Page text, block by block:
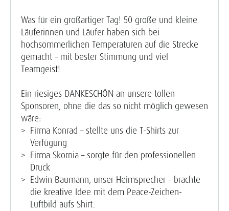
Was für ein großartiger Tag! 50 große und kleine
Läuferinnen und Läufer haben sich bei
hochsommerlichen Temperaturen auf die Strecke
gemacht – mit bester Stimmung und viel
Teamgeist!
Ein riesiges DANKESCHÖN an unsere tollen
Sponsoren, ohne die das so nicht möglich gewesen
wäre:
Firma Konrad – stellte uns die T-Shirts zur
Verfügung
Firma Skornia – sorgte für den professionellen
Druck
Edwin Baumann, unser Heimsprecher – brachte
die kreative Idee mit dem Peace-Zeichen-
Luftbild aufs Shirt.